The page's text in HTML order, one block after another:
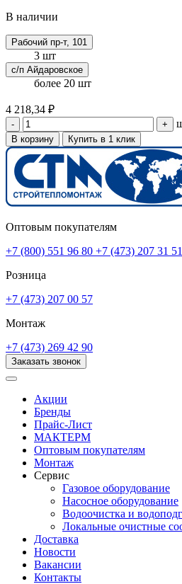
В наличии
Рабочий пр-т, 101
3 шт
с/п Айдаровское
более 20 шт
4 218,34 ₽
- +
В корзину Купить в 1 клик
Оптовым покупателям
+7 (800) 551 96 80 +7 (473) 207 31 51
Розница
+7 (473) 207 00 57
Монтаж
+7 (473) 269 42 90
Заказать звонок
Акции
Бренды
Прайс-Лист
МАКТЕРМ
Оптовым покупателям
Монтаж
Сервис
Газовое оборудование
Насосное оборудование
Водоочистка и
Локальные очистные
Доставка
Новости
Вакансии
Контакты